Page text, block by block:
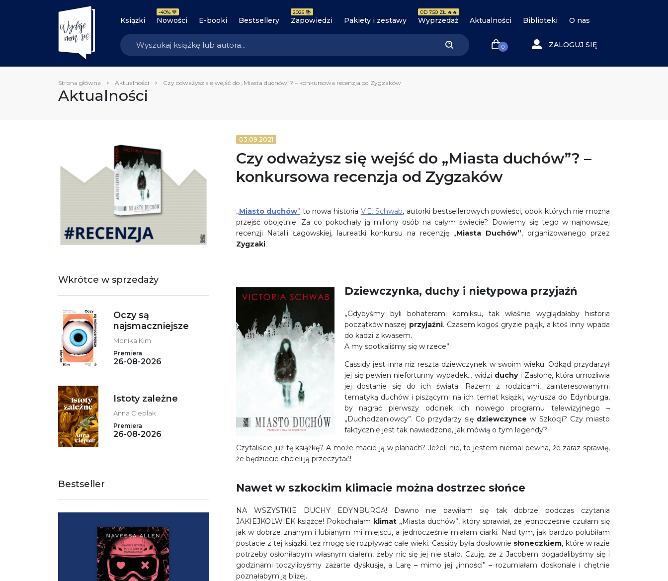
Książki Nowości
-40% 💙
E-booki Bestsellery Zapowiedzi
2026 📚
Pakiety i zestawy Wyprzedaż
OD 7.50 ZŁ 🔥🔥
Aktualności Biblioteki O nas
0 ZALOGUJ SIĘ
Strona główna Aktualności Czy odważysz się wejść do „Miasta duchów”? – konkursowa recenzja od Zygzaków
Aktualności
Wkrótce w sprzedaży
Oczy są
najsmaczniejsze
Monika Kim
Premiera
26-08-2026
Istoty zależne
Anna Cieplak
Premiera
26-08-2026
Bestseller
03.09.2021
Czy odważysz się wejść do „Miasta duchów”? –
konkursowa recenzja od Zygzaków
„Miasto duchów” to nowa historia V.E. Schwab, autorki bestsellerowych powieści, obok których nie można
przejść obojętnie. Za co pokochały ją miliony osób na całym świecie? Dowiemy się tego w najnowszej
recenzji Natalii Łagowskiej, laureatki konkursu na recenzję „Miasta Duchów”, organizowanego przez
Zygzaki.
Dziewczynka, duchy i nietypowa przyjaźń
„Gdybyśmy byli bohaterami komiksu, tak właśnie wyglądałaby historia
początków naszej przyjaźni. Czasem kogoś gryzie pająk, a ktoś inny wpada
do kadzi z kwasem.
A my spotkaliśmy się w rzece”.
Cassidy jest inna niż reszta dziewczynek w swoim wieku. Odkąd przydarzył
jej się pewien niefortunny wypadek… widzi duchyi Zasłonę, która umożliwia
jej dostanie się do ich świata. Razem z rodzicami, zainteresowanymi
tematyką duchów i piszącymi na ich temat książki, wyrusza do Edynburga,
by nagrać pierwszy odcinek ich nowego programu telewizyjnego –
„Duchodzeniowcy”. Co przydarzy się dziewczynce w Szkocji? Czy miasto
faktycznie jest tak nawiedzone, jak mówią o tym legendy?
Czytaliście już tę książkę? A może macie ją w planach? Jeżeli nie, to jestem niemal pewna, że zaraz sprawię,
że będziecie chcieli ją przeczytać!
Nawet w szkockim klimacie można dostrzec słońce
NA WSZYSTKIE DUCHY EDYNBURGA! Dawno nie bawiłam się tak dobrze podczas czytania
JAKIEJKOLWIEK książce! Pokochałam klimat „Miasta duchów”, który sprawiał, że jednocześnie czułam się
jak w dobrze znanym i lubianym mi miejscu, a jednocześnie miałam ciarki. Nad tym, jak bardzo polubiłam
postacie z tej książki, też mogę się rozpływać całe wieki. Cassidy była dosłownie słoneczkiem, które w razie
potrzeby osłoniłabym własnym ciałem, żeby nic się jej nie stało. Czuję, że z Jacobem dogadalibyśmy się i
godzinami toczylibyśmy zażarte dyskusje, a Larę – mimo jej „inności” – rozumiałam doskonale i chętnie
poznałabym ją bliżej.